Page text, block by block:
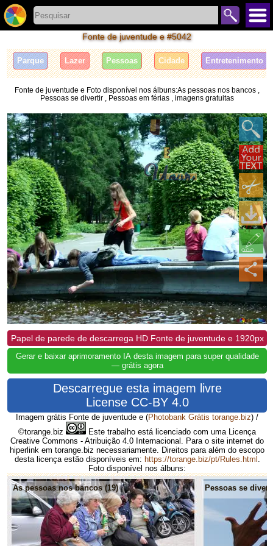
Fonte de juventude e #5042
Parque Lazer Pessoas Cidade Entretenimento
Fonte de juventude e Foto disponível nos álbuns:As pessoas nos bancos ,
Pessoas se divertir , Pessoas em férias , imagens gratuitas
Papel de parede de descarrega HD Fonte de juventude e 1920px
Gerar e baixar aprimoramento IA desta imagem para super qualidade
— grátis agora
Descarregue esta imagem livre
License CC-BY 4.0
Imagem grátis Fonte de juventude e (Photobank Grátis torange.biz) /
©torange.biz
Este trabalho está licenciado com uma Licença
Creative Commons - Atribuição 4.0 Internacional. Para o site internet do
hiperlink em torange.biz necessariamente. Direitos para além do escopo
desta licença estão disponíveis em: https://torange.biz/pt/Rules.html
Foto disponível nos álbuns:
As pessoas nos bancos (19) Pessoas se